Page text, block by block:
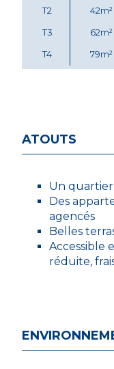
T2 42m²
T3 62m²
T4 79m²
ATOUTS
Un
Des
agencés
Belles
Accessible
réduite,